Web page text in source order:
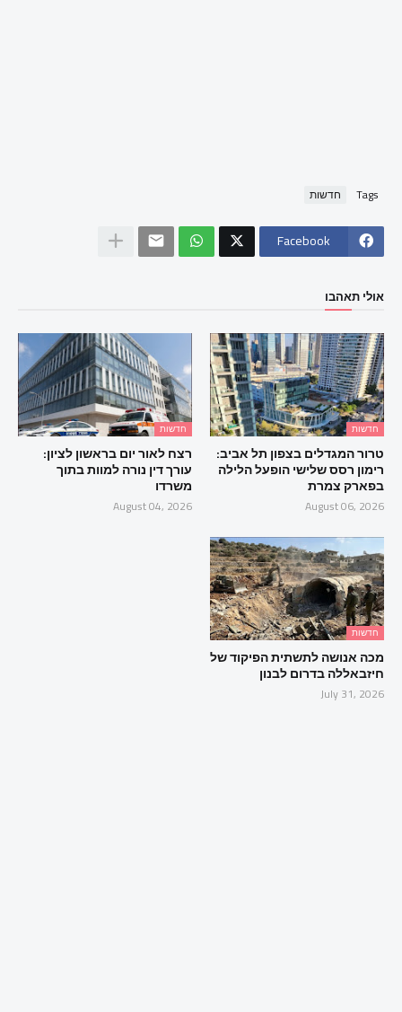
Tags חדשות
Facebook
אולי תאהבו
חדשות
טרור המגדלים בצפון תל אביב:
רימון רסס שלישי הופעל הלילה
בפארק צמרת
August 06, 2026
חדשות
רצח לאור יום בראשון לציון:
עורך דין נורה למוות בתוך
משרדו
August 04, 2026
חדשות
מכה אנושה לתשתית הפיקוד של
חיזבאללה בדרום לבנון
July 31, 2026